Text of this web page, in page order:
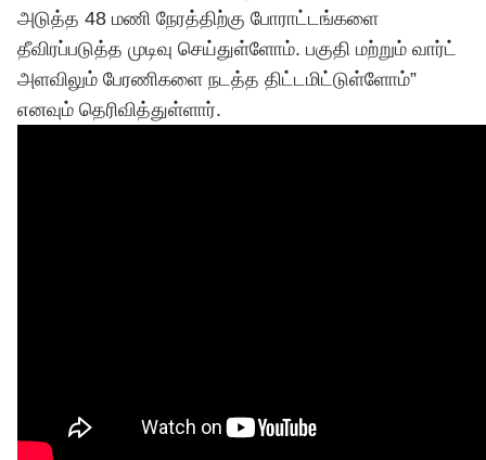
அடுத்த 48 மணி நேரத்திற்கு போராட்டங்களை
தீவிரப்படுத்த முடிவு செய்துள்ளோம். பகுதி மற்றும் வார்ட்
அளவிலும் பேரணிகளை நடத்த திட்டமிட்டுள்ளோம்”
எனவும் தெரிவித்துள்ளார்.